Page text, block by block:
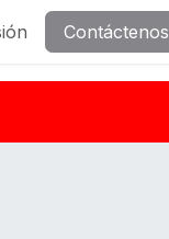
Contáctenos